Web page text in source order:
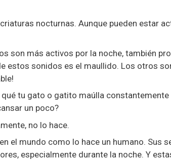
nocturnas. Aunque pueden estar
son más activos por la noche, también
estos sonidos es el maullido. Los otros
qué tu gato o gatito maúlla
un poco?
no lo hace.
el mundo como lo hace un humano. Sus
especialmente durante la noche. Y